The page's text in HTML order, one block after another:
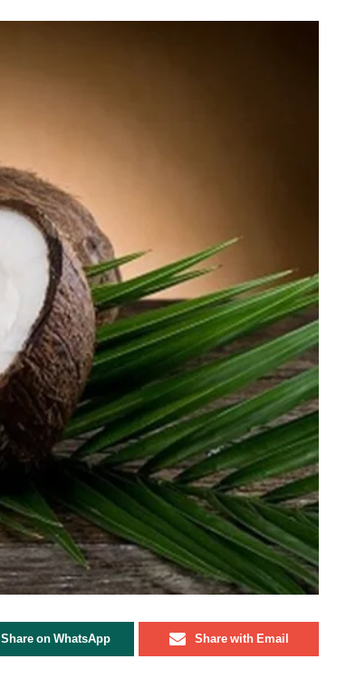
Share on WhatsApp Share with Email